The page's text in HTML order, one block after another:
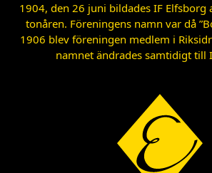
1904, den 26 juni bildades IF Elfsborg
tonåren. Föreningens namn var då
1906 blev föreningen medlem i
namnet ändrades samtidigt till